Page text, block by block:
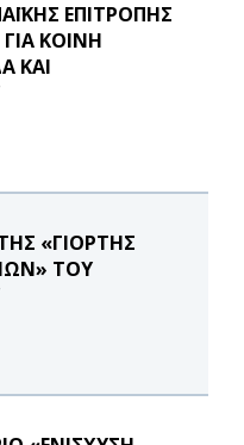
ΕΠΙΤΡΟΠΗΣ
ΚΟΙΝΗ
ΚΑΙ
«ΓΙΟΡΤΗΣ
ΤΟΥ